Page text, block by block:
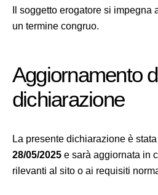
Il soggetto erogatore si impegna
un termine congruo.
Aggiornamento
dichiarazione
La presente dichiarazione è
28/05/2025 e sarà aggiornata in
rilevanti al sito o ai requisiti